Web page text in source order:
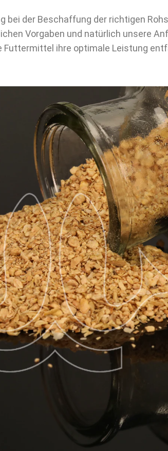
bei der Beschaffung der richtigen
Vorgaben und natürlich unsere
ihre optimale Leistung